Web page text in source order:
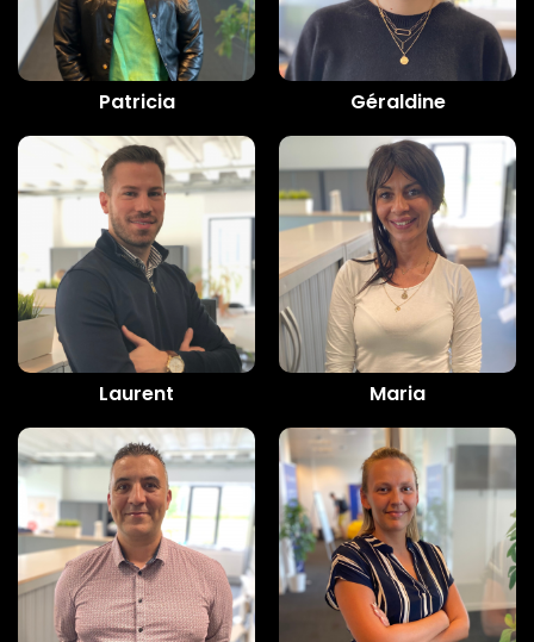
Patricia Géraldine
Laurent Maria